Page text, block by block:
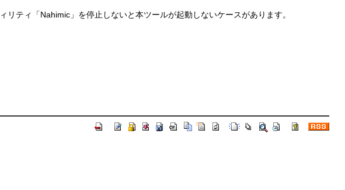
ティ「Nahimic」を停止しないと本ツールが起動しないケースがあります。